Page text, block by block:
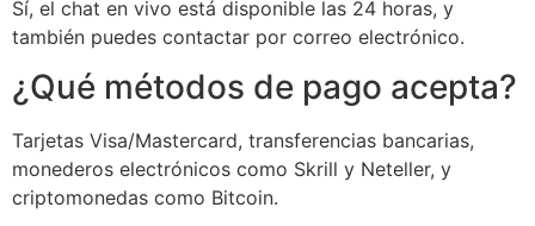
Sí, el chat en vivo está disponible las 24 horas, y
también puedes contactar por correo electrónico.
¿Qué métodos de pago acepta?
Tarjetas Visa/Mastercard, transferencias bancarias,
monederos electrónicos como Skrill y Neteller, y
criptomonedas como Bitcoin.